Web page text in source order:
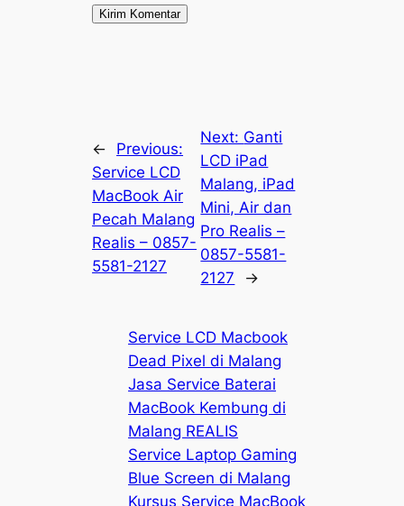
←
Previous:
Service LCD
MacBook Air
Pecah Malang
Realis – 0857-
5581-2127
Next: Ganti
LCD iPad
Malang, iPad
Mini, Air dan
Pro Realis –
0857-5581-
2127
→
Service LCD Macbook
Dead Pixel di Malang
Jasa Service Baterai
MacBook Kembung di
Malang REALIS
Service Laptop Gaming
Blue Screen di Malang
Kursus Service MacBook